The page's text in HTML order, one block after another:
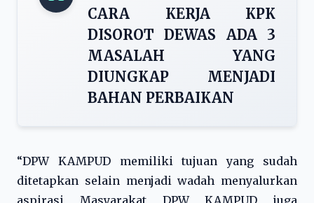
CARA KERJA KPK
DISOROT DEWAS ADA 3
MASALAH YANG
DIUNGKAP MENJADI
BAHAN PERBAIKAN
“DPW KAMPUD memiliki tujuan yang sudah
ditetapkan selain menjadi wadah menyalurkan
aspirasi Masyarakat DPW KAMPUD juga